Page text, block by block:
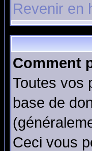
Revenir en
Comment
Toutes vos
base de
Ceci vous